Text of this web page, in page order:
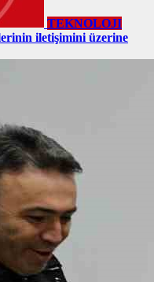
TEKNOLOJI
iletişimini üzerine